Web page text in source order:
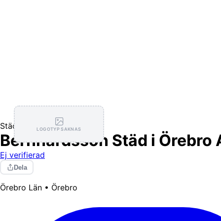
LOGOTYP SAKNAS
Städning
Bernhardsson Städ i Örebro
Ej verifierad
Dela
Örebro Län • Örebro